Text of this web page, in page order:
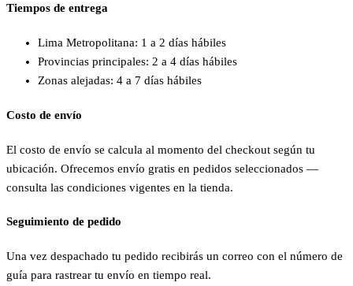
Tiempos de entrega
Lima Metropolitana: 1 a 2 días hábiles
Provincias principales: 2 a 4 días hábiles
Zonas alejadas: 4 a 7 días hábiles
Costo de envío
El costo de envío se calcula al momento del checkout según tu
ubicación. Ofrecemos envío gratis en pedidos seleccionados —
consulta las condiciones vigentes en la tienda.
Seguimiento de pedido
Una vez despachado tu pedido recibirás un correo con el número de
guía para rastrear tu envío en tiempo real.